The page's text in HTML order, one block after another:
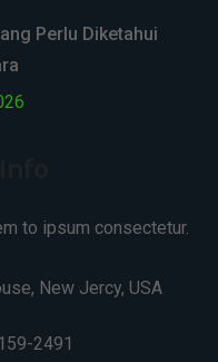
Perlu Diketahui
to ipsum consectetur.
New Jercy, USA
2491